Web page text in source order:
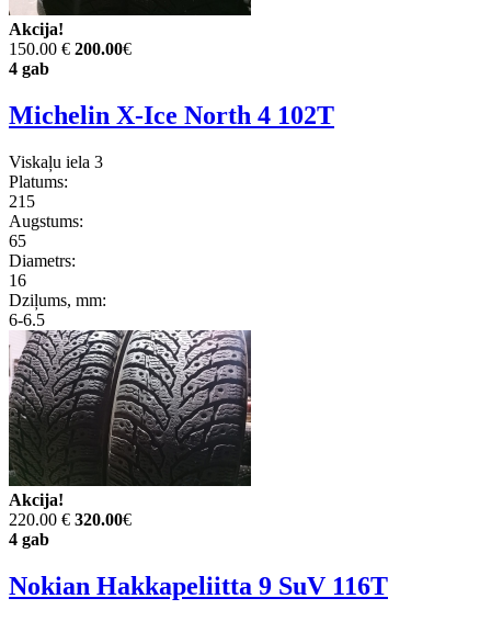
Akcija!
150.00 € 200.00€
4 gab
Michelin X-Ice North 4 102T
Viskaļu iela 3
Platums:
215
Augstums:
65
Diametrs:
16
Dziļums, mm:
6-6.5
Akcija!
220.00 € 320.00€
4 gab
Nokian Hakkapeliitta 9 SuV 116T